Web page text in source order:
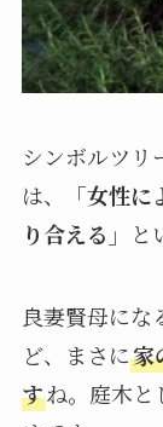
シンボルツリ
は、
「女性
り合える」
と
良妻賢母にな
ど、まさに家
すね。庭木と